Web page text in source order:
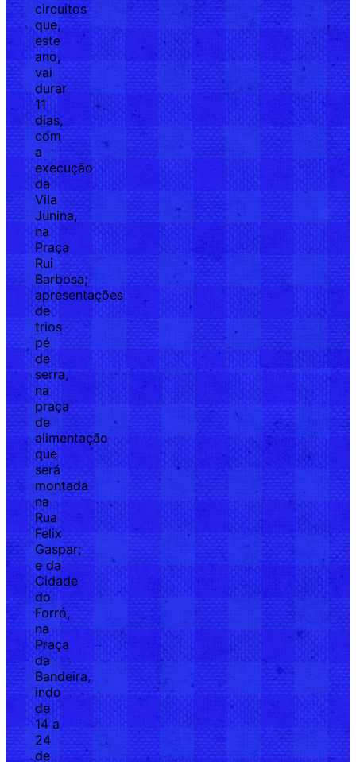
circuitos
que,
este
ano,
vai
durar
11
dias,
com
a
execução
da
Vila
Junina,
na
Praça
Rui
Barbosa;
apresentações
de
trios
pé
de
serra,
na
praça
de
alimentação
que
será
montada
na
Rua
Felix
Gaspar;
e da
Cidade
do
Forró,
na
Praça
da
Bandeira,
indo
de
14 a
24
de